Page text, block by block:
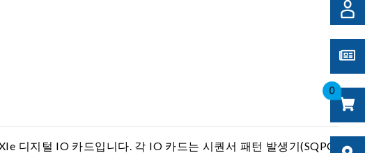
0
디지털 IO 카드입니다. 각 IO 카드는 시퀀서 패턴 발생기(SQPG)